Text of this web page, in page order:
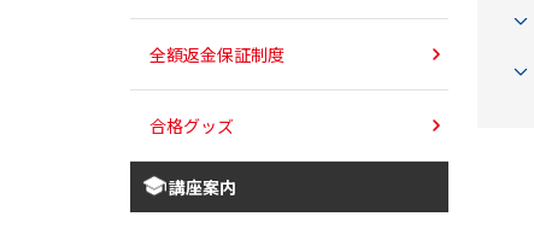
全額返金保証制度
合格グッズ
講座案内